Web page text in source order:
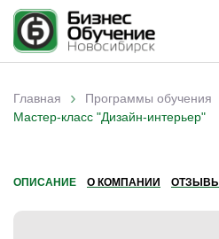
Вы здесь
Главная › Программы обучения
Мастер-класс "Дизайн-интерьер"
ОПИСАНИЕ О КОМПАНИИ ОТЗЫВЫ